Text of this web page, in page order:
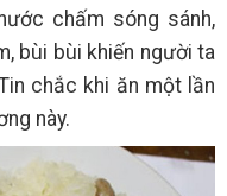
chấm sóng sánh,
bùi bùi khiến người ta
chắc khi ăn một lần
này.